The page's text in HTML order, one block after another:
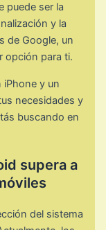
puede ser la
y la
de Google, un
opción para ti.
iPhone y un
necesidades y
buscando en
supera a
del sistema